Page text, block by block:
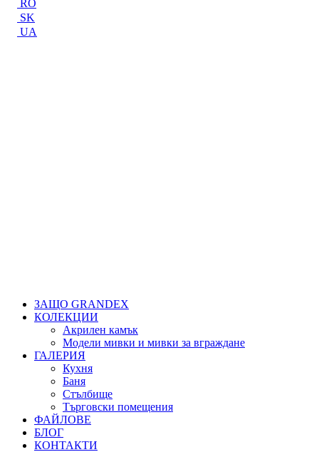
RO
SK
UA
ЗАЩО GRANDEX
КОЛЕКЦИИ
Акрилен камък
Модели мивки и мивки за вграждане
ГАЛЕРИЯ
Кухня
Баня
Стълбище
Търговски помещения
ФАЙЛОВЕ
БЛОГ
КОНТАКТИ